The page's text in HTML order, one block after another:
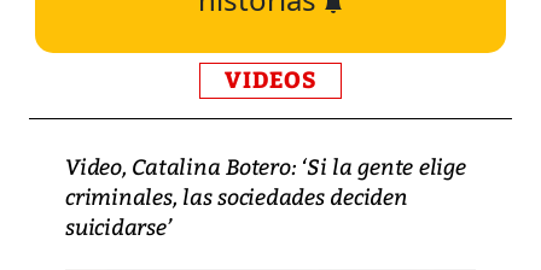
VIDEOS
Video, Catalina Botero: ‘Si la gente elige
criminales, las sociedades deciden
suicidarse’